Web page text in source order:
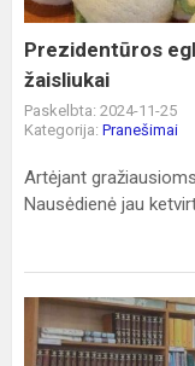
žaisliukai
Prezidentūros
žaisliukai
Paskelbta: 2024-11-25
Kategorija: Pranešimai
Artėjant
Nausėdienė jau
Prevencinės
policijos